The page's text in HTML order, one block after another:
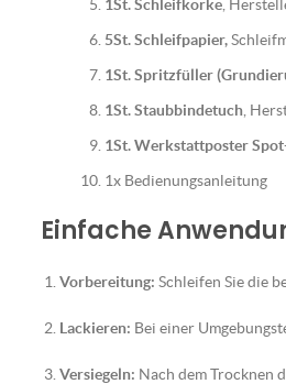
1St. Schleifkorke ,
5St. Schleifpapier,
1St. Spritzfüller
1St. Staubbindetuch ,
1St. Werkstattposter
1x Bedienungsanleitung
Einfache
Vorbereitung: Schleifen Sie die
Lackieren: Bei einer
Versiegeln: Nach dem Trocknen